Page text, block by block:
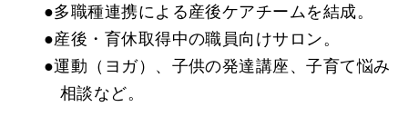
●多職種連携による産後ケアチームを結成。
●産後・育休取得中の職員向けサロン。
●運動（ヨガ）、子供の発達講座、子育て悩み
相談など。